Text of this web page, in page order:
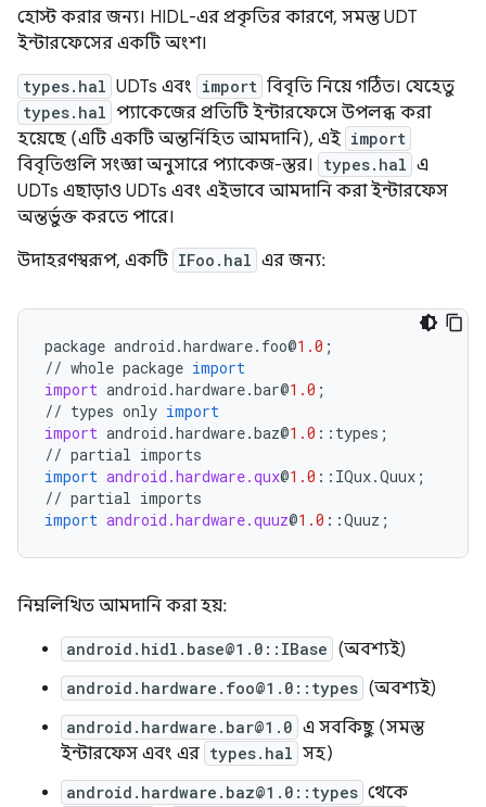
হোস্ট করার জন্য। HIDL-এর প্রকৃতির কারণে, সমস্ত UDT
ইন্টারফেসের একটি অংশ।
types.hal UDTs এবং import বিবৃতি নিয়ে গঠিত। যেহেতু
types.hal প্যাকেজের প্রতিটি ইন্টারফেসে উপলব্ধ করা
হয়েছে (এটি একটি অন্তর্নিহিত আমদানি), এই import
বিবৃতিগুলি সংজ্ঞা অনুসারে প্যাকেজ-স্তর। types.hal এ
UDTs এছাড়াও UDTs এবং এইভাবে আমদানি করা ইন্টারফেস
অন্তর্ভুক্ত করতে পারে।
উদাহরণস্বরূপ, একটি IFoo.hal এর জন্য:
package android .hardware. foo@1.0 ;
// whole package import
import android .hardware.bar@1.0 ;
// types only import
import android .hardware.baz@1.0 :: types ;
// partial imports
import android.hardware.qux@1.0 :: IQux.Quux ;
// partial imports
import android.hardware.quuz@1.0 ::Quuz ;
নিম্নলিখিত আমদানি করা হয়:
android.hidl.base@1.0::IBase (অবশ্যই)
android.hardware.foo@1.0::types (অবশ্যই)
android.hardware.bar@1.0 এ সবকিছু (সমস্ত
ইন্টারফেস এবং এর types.hal সহ)
android.hardware.baz@1.0::types থেকে